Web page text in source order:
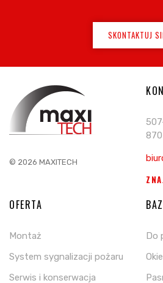
SKONTAKTUJ
© 2026 MAXITECH
OFERTA
Montaż
System sygnalizacji pożaru
Serwis i konserwacja
Do
870